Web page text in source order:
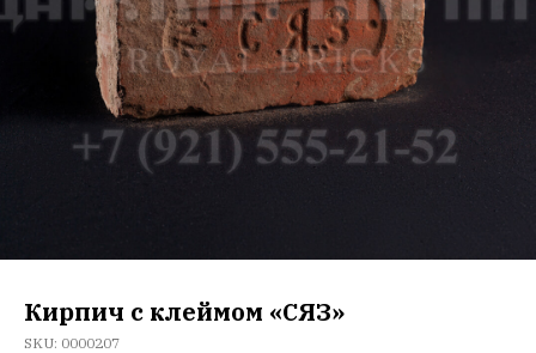
Кирпич с клеймом «СЯЗ»
SKU: 0000207